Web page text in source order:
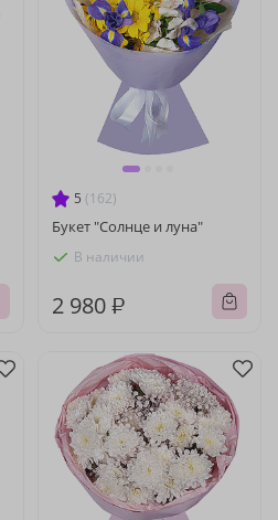
5 (162)
Букет "Солнце и луна"
В наличии
2 980 ₽